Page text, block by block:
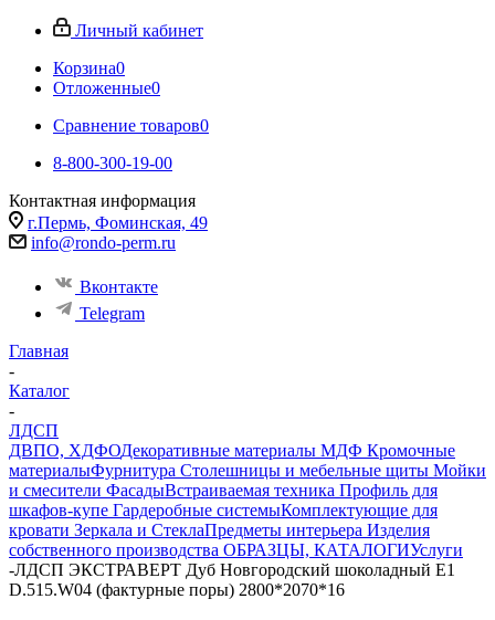
Личный кабинет
Корзина0
Отложенные0
Сравнение товаров0
8-800-300-19-00
Контактная информация
г.Пермь, Фоминская, 49
info@rondo-perm.ru
Вконтакте
Telegram
Главная
-
Каталог
-
ЛДСП
ДВПО, ХДФОДекоративные материалы МДФ Кромочные
материалыФурнитура Столешницы и мебельные щиты Мойки
и смесители ФасадыВстраиваемая техника Профиль для
шкафов-купе Гардеробные системыКомплектующие для
кровати Зеркала и СтеклаПредметы интерьера Изделия
собственного производства ОБРАЗЦЫ, КАТАЛОГИУслуги
-ЛДСП ЭКСТРАВЕРТ Дуб Новгородский шоколадный Е1
D.515.W04 (фактурные поры) 2800*2070*16